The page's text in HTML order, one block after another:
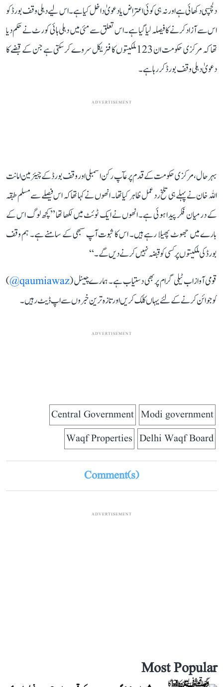
دلچسپی دکھائی ہے اور نہ ہی کوئی اعتراض یا دعویٰ داخل کیا ہے۔ اس لیے دہلی وقف بورڈ کو
اس سے آزاد کرنے کا فیصلہ لیا گیا ہے۔ اس تعلق سے مئی میں دہلی ہائی کورٹ نے حکم دیا
تھا کہ مرکزی حکومت ان 123 ملکیتوں کا فزیکل سروے کر سکتی ہے جن کے قبضے کا
دعویٰ دہلی وقف بورڈ کر رہا ہے۔
ADVERTISEMENT
بہرحال، مرکزی حکومت کے قدم پر عآپ رکن اسمبلی اور وقف بورڈ کے چیئرمین امانت
اللہ خان نے پہلے ہی تلخ رد عمل ظاہر کیا تھا۔ انھوں نے کہا تھا کہ اس فیصلے سے مسلم طبقہ
کے درمیان فکر پیدا ہوئی ہے۔ انھوں نے ایک ٹوئٹ میں لکھا تھا ’’کچھ لوگ اس کے
بارے میں جھوٹ پھیلا رہے ہیں۔ اس کا ثبوت آپ سبھی کے سامنے ہے۔ ہم وقف
بورڈ کی ملکیتوں پر کسی کو قبضہ نہیں کرنے دیں گے۔‘‘
قومی آواز اب ٹیلی گرام پر بھی دستیاب ہے۔ ہمارے چینل (qaumiawaz@
)
کو جوائن کرنے کے لئے یہاں کلک کریں اور تازہ ترین خبروں سے اپ ڈیٹ رہیں۔
ADVERTISEMENT
Modi government
Central Government
Delhi Waqf Board
Waqf Properties
Comment(s)
ADVERTISEMENT
Most Popular